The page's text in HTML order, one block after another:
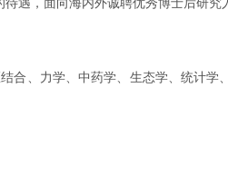
遇，面向海内外诚聘优秀博士后研究
合、力学、中药学、生态学、统计学